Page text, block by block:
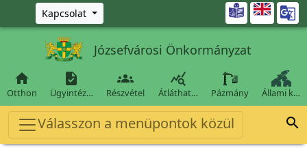
Ugrás a fő tartalomra
Kapcsolat 
Józsefvárosi Önkormányzat

Otthon

Ügyintéz…

Részvétel

Átláthat… Pázmány Állami k…
Válasszon a menüpontok közül 